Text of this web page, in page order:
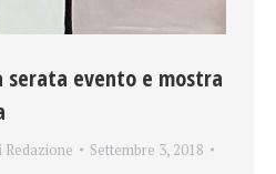
serata evento e mostra
Redazione
Settembre 3, 2018